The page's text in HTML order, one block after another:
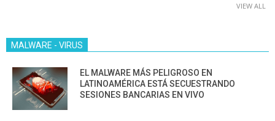
VIEW ALL
MALWARE - VIRUS
EL MALWARE MÁS PELIGROSO EN
LATINOAMÉRICA ESTÁ SECUESTRANDO
SESIONES BANCARIAS EN VIVO